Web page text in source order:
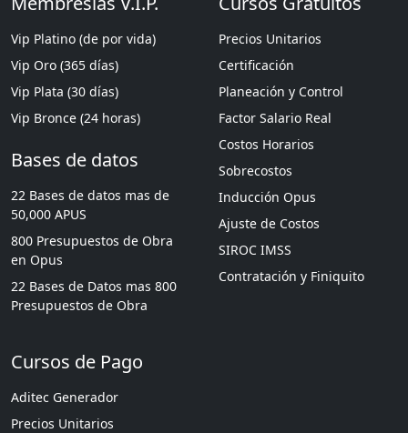
Vip Platino (de por vida)
Vip Oro (365 días)
Vip Plata (30 días)
Vip Bronce (24 horas)
Bases de datos
22 Bases de datos mas de
50,000 APUS
800 Presupuestos de Obra
en Opus
22 Bases de Datos mas 800
Presupuestos de Obra
Precios Unitarios
Certificación
Planeación y Control
Factor Salario Real
Costos Horarios
Sobrecostos
Inducción Opus
Ajuste de Costos
SIROC IMSS
Contratación y Finiquito
Cursos de Pago
Aditec Generador
Precios Unitarios